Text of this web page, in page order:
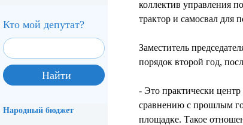
Кто мой депутат?
Народный бюджет
коллектив управления
трактор и самосвал для
Заместитель
порядок второй год,
- Это практически
сравнению с прошлым
площадке. Такое